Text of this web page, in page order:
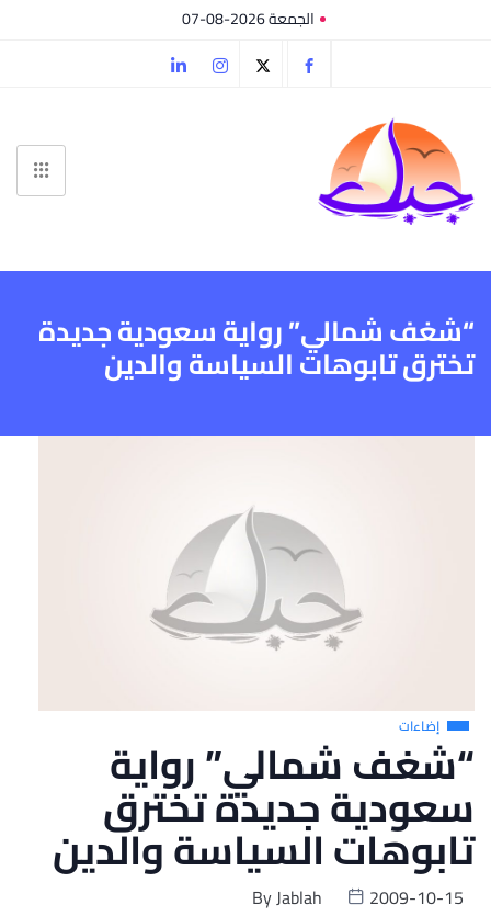
الجمعة 2026-08-07
“شغف شمالي” رواية سعودية جديدة
تخترق تابوهات السياسة والدين
إضاءات
“شغف شمالي” رواية
سعودية جديدة تخترق
تابوهات السياسة والدين
ByJablah
2009-10-15